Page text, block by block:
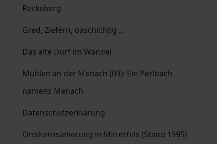
Recksberg
Gred, Ziefern, oaschichtig ...
Das alte Dorf im Wandel
Mühlen an der Menach (03): Ein Perlbach
namens Menach
Datenschutzerklärung
Ortskernsanierung in Mitterfels (Stand 1995)